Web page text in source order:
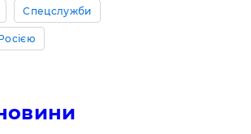
Спецслужби